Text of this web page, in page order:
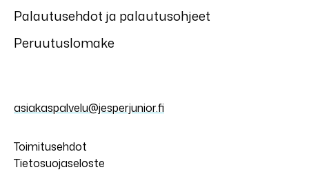
Palautusehdot ja palautusohjeet
Peruutuslomake
asiakaspalvelu@jesperjunior.fi
Toimitusehdot
Tietosuojaseloste